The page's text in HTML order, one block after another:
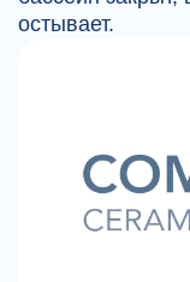
остывает.